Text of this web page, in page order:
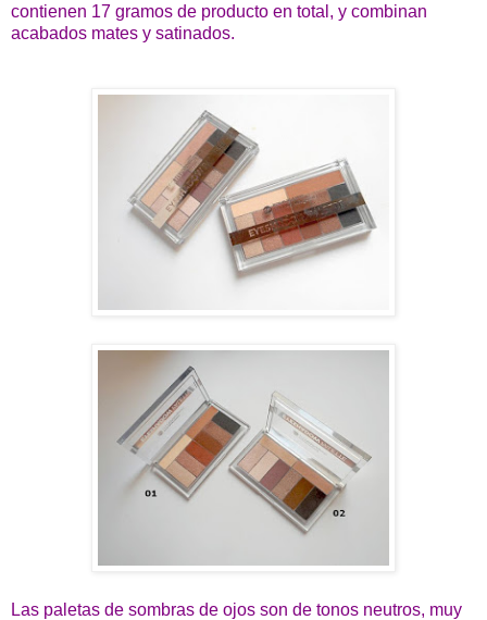
contienen 17 gramos de producto en total, y combinan
acabados mates y satinados.
Las paletas de sombras de ojos son de tonos neutros, muy